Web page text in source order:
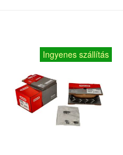
Ingyenes szállítás